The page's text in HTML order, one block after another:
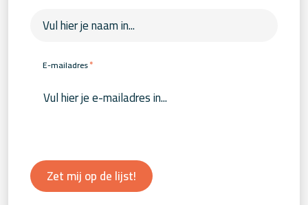
E-mailadres*
Zet mij op de lijst!